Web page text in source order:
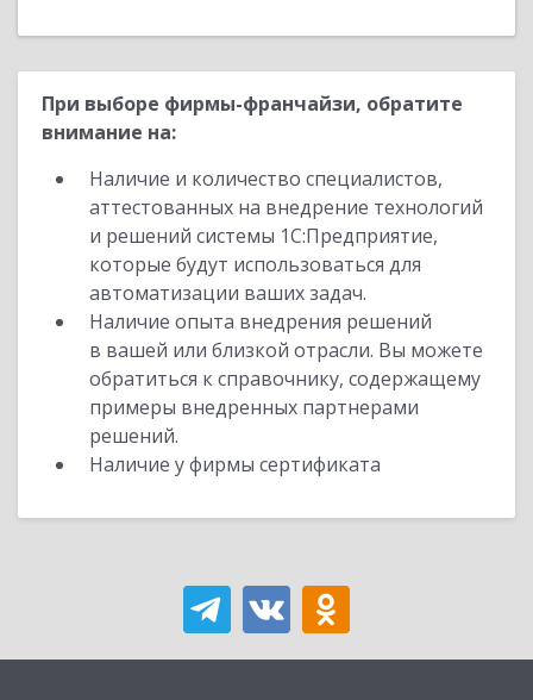
При выборе фирмы-франчайзи, обратите
внимание на:
Наличие и количество специалистов,
аттестованных на внедрение технологий
и решений системы 1С:Предприятие,
которые будут использоваться для
автоматизации ваших задач.
Наличие опыта внедрения решений
в вашей или близкой отрасли. Вы можете
обратиться к справочнику, содержащему
примеры внедренных партнерами
решений.
Наличие у фирмы сертификата